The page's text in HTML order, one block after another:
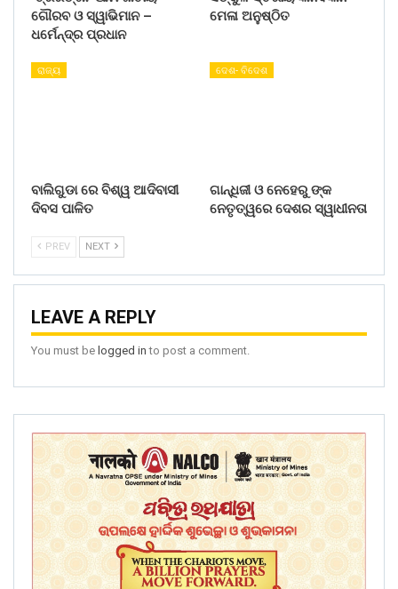
ଗୌରବ ଓ ସ୍ୱାଭିମାନ –
ଧର୍ମେନ୍ଦ୍ର ପ୍ରଧାନ
ମେଳା ଅନୁଷ୍ଠିତ
ରାଜ୍ୟ
ବାଲିଗୁଡା ରେ ବିଶ୍ୱ ଆଦିବାସୀ
ଦିବସ ପାଳିତ
ଦେଶ- ବିଦେଶ
ଗାନ୍ଧିଜୀ ଓ ନେହେରୁ ଙ୍କ
ନେତୃତ୍ୱରେ ଦେଶର ସ୍ୱାଧୀନତା
PREV NEXT
LEAVE A REPLY
You must be logged in to post a comment.